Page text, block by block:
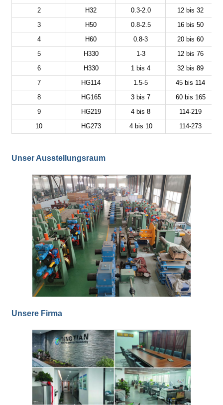
2 H32 0.3-2.0
12 bis 32
3
H50 0.8-2.5
16 bis 50
4
H60 0.8-3
20 bis 60
5
H330 1-3
12 bis 76
6
H330 1 bis 4
32 bis 89
7
HG114 1.5-5
45 bis 114
8
HG165 3 bis 7
60 bis 165
9
HG219 4 bis 8
114-219
10
HG273 4 bis 10 114-273
Unser Ausstellungsraum
Unsere Firma